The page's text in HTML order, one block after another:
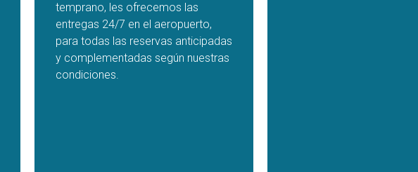
temprano, les ofrecemos las
entregas 24/7 en el aeropuerto,
para todas las reservas anticipadas
y complementadas según nuestras
condiciones.